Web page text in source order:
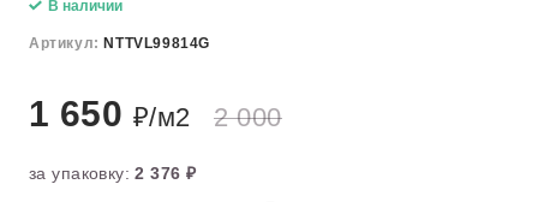
В наличии
Артикул: NTTVL99814G
1 650 ₽/м2 2 000
за упаковку:2 376 ₽